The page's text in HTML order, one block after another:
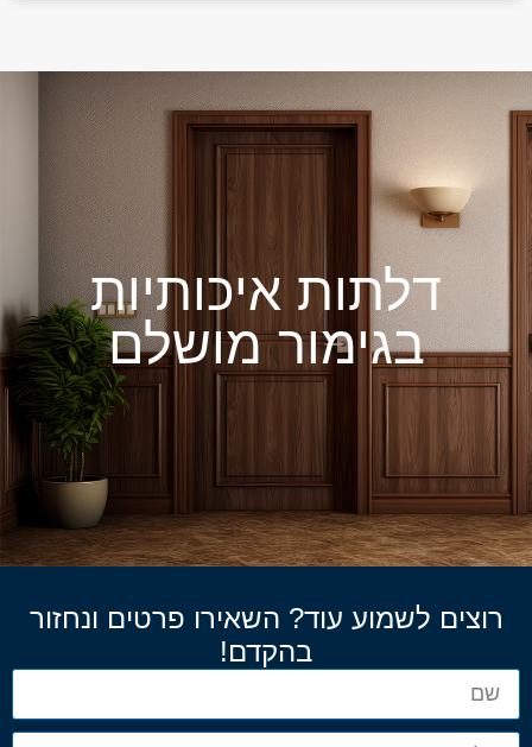
דלתות איכותיות
בגימור מושלם
רוצים לשמוע עוד? השאירו פרטים ונחזור
בהקדם!